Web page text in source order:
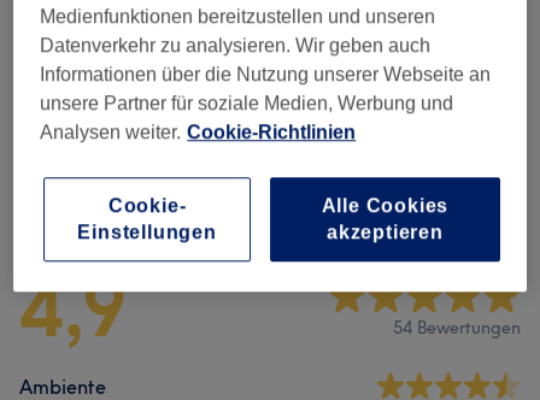
Extra (7) ab 0,50 €
Augenbrauen & Wimpernbehandlungen (1) 15 €
Salonbewertungen
4,9 54 Bewertungen
Ambiente
Medienfunktionen bereitzustellen und unseren
Datenverkehr zu analysieren. Wir geben auch
Informationen über die Nutzung unserer Webseite an
unsere Partner für soziale Medien, Werbung und
Analysen weiter. Cookie-Richtlinien
Cookie-
Einstellungen
Alle Cookies
akzeptieren